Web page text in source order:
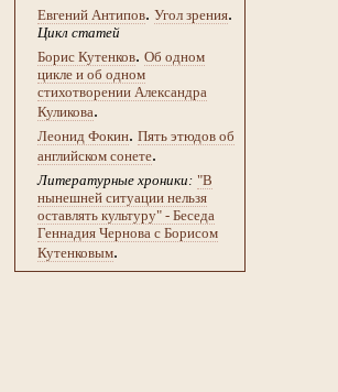
Евгений Антипов. Угол зрения.
Цикл статей
Борис Кутенков. Об одном
цикле и об одном
стихотворении Александра
Куликова.
Леонид Фокин. Пять этюдов об
английском сонете.
Литературные хроники: "В
нынешней ситуации нельзя
оставлять культуру" - Беседа
Геннадия Чернова с Борисом
Кутенковым.